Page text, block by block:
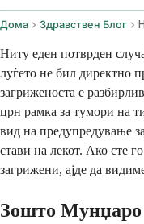
Дома Здравствен Блог
Ниту еден потврден
луѓето не бил директно
загриженоста е
црн рамка за тумори на
вид на предупредување
стави на лекот. Ако сте
загрижени, ајде да
Зошто Мунџаро